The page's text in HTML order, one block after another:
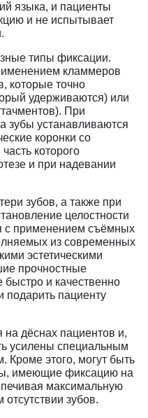
языка, и пациенты
и не испытывает
типы фиксации.
кламмеров
которые точно
удерживаются) или
При
зубы устанавливаются
коронки со
которого
и при надевании
зубов, а также при
целостности
с применением съёмных
из современных
эстетическими
прочностные
быстро и качественно
подарить пациенту
дёснах пациентов и,
усилены специальным
Кроме этого, могут быть
имеющие фиксацию на
максимальную
зубов.